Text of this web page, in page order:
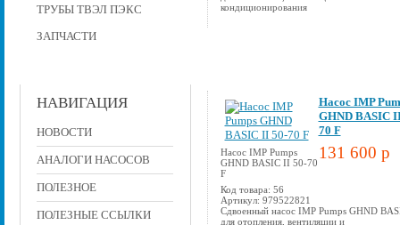
ТРУБЫ ТВЭЛ ПЭКС
ЗАПЧАСТИ
НАВИГАЦИЯ
НОВОСТИ
АНАЛОГИ НАСОСОВ
ПОЛЕЗНОЕ
ПОЛЕЗНЫЕ ССЫЛКИ
кондиционирования
Насос IMP Pumps
GHND BASIC II 50-70
F
Насос IMP
GHND BASIC
70 F
131 600 p
Код товара: 56
Артикул: 979522821
Сдвоенный насос IMP Pumps GHND
для отопления, вентиляции и